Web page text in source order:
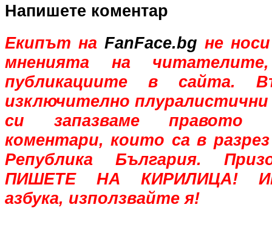
Напишете коментар
Екипът на FanFace.bg не
мненията на
публикациите в сайта.
изключително
си запазваме правото
коментари, които са в
Република България.
ПИШЕТЕ НА КИРИЛИЦА!
азбука, използвайте я!